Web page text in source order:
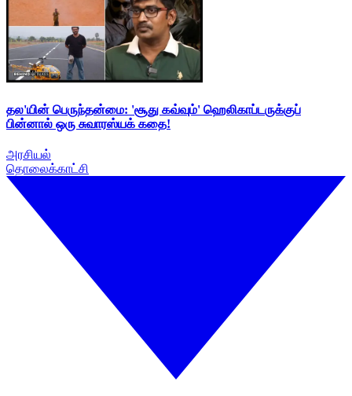
தல'யின் பெருந்தன்மை: 'சூது கவ்வும்' ஹெலிகாப்டருக்குப்
பின்னால் ஒரு சுவாரஸ்யக் கதை!
அரசியல்
தொலைக்காட்சி